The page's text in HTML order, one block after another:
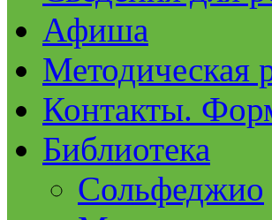
Афиша
Методическая
Контакты.
Библиотека
Сольфеджио